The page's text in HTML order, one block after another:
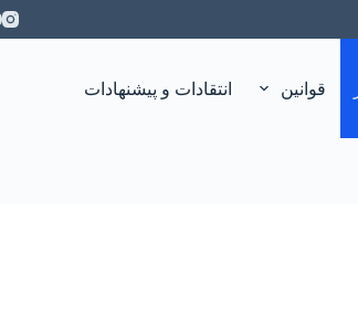
قوانین انتقادات و پیشنهادات